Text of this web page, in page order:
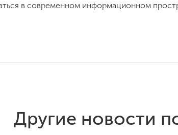
в современном информационном
Другие новости